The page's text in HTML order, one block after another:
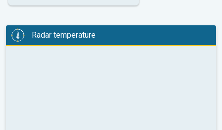
Radar temperature